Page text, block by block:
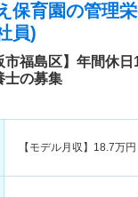
保育園の管理
員)
市福島区】年間休
士の募集
【モデル月収】 18.7万円